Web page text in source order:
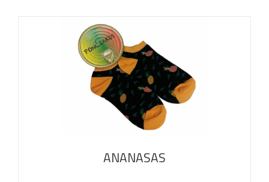
ANANASAS